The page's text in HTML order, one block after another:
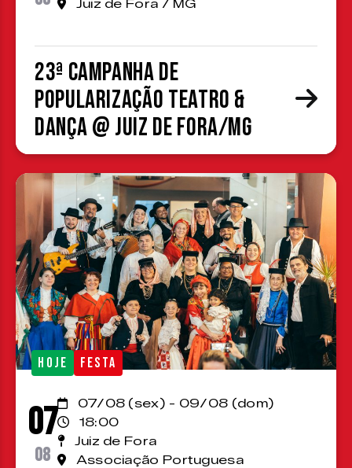
Juiz de Fora / MG
23ª Campanha de
Popularização Teatro &
Dança @ Juiz de Fora/MG
HOJE FESTA
07
08
07/08 (sex) - 09/08 (dom)
18:00
Juiz de Fora
Associação Portuguesa